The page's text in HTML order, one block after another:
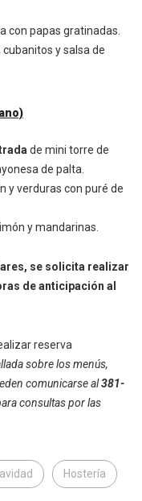
con papas gratinadas.
y salsa de
de mini torre de
de palta.
y verduras con puré de
y mandarinas.
se solicita realizar
de anticipación al
reserva
sobre los menús,
comunicarse al381-
consultas por las
Hostería